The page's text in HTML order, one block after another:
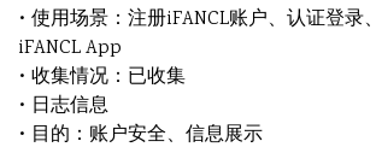
• 使用场景：注册iFANCL账户、认证登录
iFANCL App
• 收集情况：已收集
• 日志信息
• 目的：账户安全、信息展示